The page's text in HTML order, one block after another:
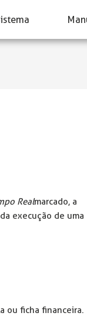
Realmarcado, a
execução de uma
ou ficha financeira.